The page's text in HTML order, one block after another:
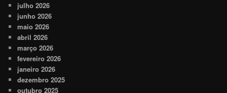
julho 2026
junho 2026
maio 2026
abril 2026
março 2026
fevereiro 2026
janeiro 2026
dezembro 2025
outubro 2025